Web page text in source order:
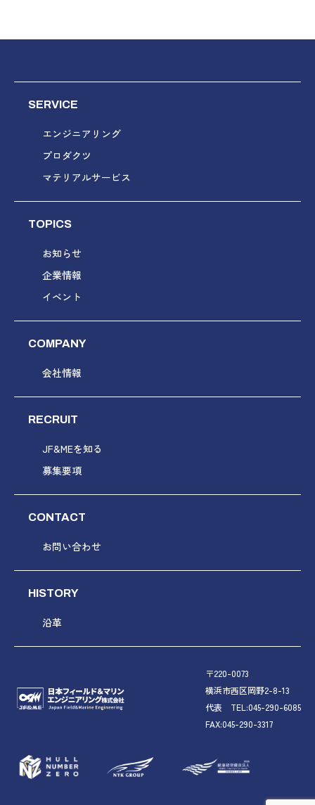
〒220-0073
横浜市西区岡野2-8-13
代表 TEL:045-290-6085
FAX:045-290-3317
SERVICE
エンジニアリング
プロダクツ
マテリアルサービス
TOPICS
お知らせ
企業情報
イベント
COMPANY
会社情報
RECRUIT
JF&MEを知る
募集要項
CONTACT
お問い合わせ
HISTORY
沿革